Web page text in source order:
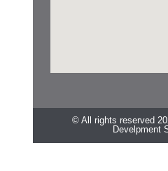
© All rights reserved
Develpment